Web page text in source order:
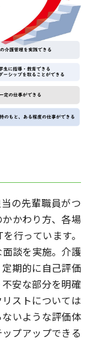
の先輩職員がつ
かわり方、各場
行っています。
談を実施。介護
期的に自己評価
安な部分を明確
ストについては
いような評価体
プアップできる